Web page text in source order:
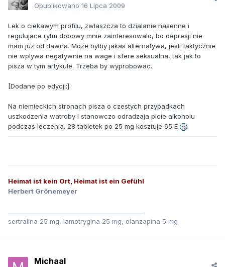
Opublikowano 16 Lipca 2009
Lek o ciekawym profilu, zwlaszcza to dzialanie nasenne i
regulujace rytm dobowy mnie zainteresowalo, bo depresji nie
mam juz od dawna. Moze bylby jakas alternatywa, jesli faktycznie
nie wplywa negatywnie na wage i sfere seksualna, tak jak to
pisza w tym artykule. Trzeba by wyprobowac.
[Dodane po edycji:]
Na niemieckich stronach pisza o czestych przypadkach
uszkodzenia watroby i stanowczo odradzaja picie alkoholu
podczas leczenia. 28 tabletek po 25 mg kosztuje 65 E
Heimat ist kein Ort, Heimat ist ein Gefühl
Herbert Grönemeyer
sertralina 25 mg, lamotrygina 25 mg, olanzapina 5 mg
Michaal